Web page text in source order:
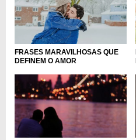
FRASES MARAVILHOSAS QUE
DEFINEM O AMOR